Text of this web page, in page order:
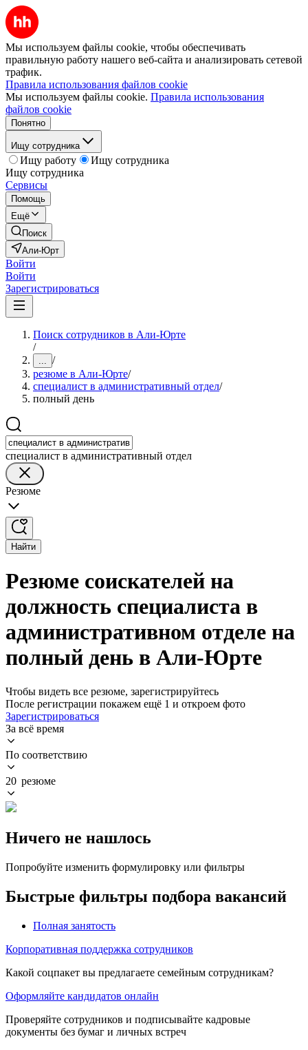
Мы используем файлы cookie, чтобы обеспечивать
правильную работу нашего веб-сайта и анализировать сетевой
трафик.
Правила использования файлов cookie
Мы используем файлы cookie. Правила использования
файлов cookie
Понятно
Ищу сотрудника
Ищу работу
Ищу сотрудника
Ищу сотрудника
Сервисы
Помощь
Ещё
Поиск
Али-Юрт
Войти
Войти
Зарегистрироваться
Поиск сотрудников в Али-Юрте
/
... /
резюме в Али-Юрте/
специалист в административный отдел/
полный день
специалист в административный отдел
Резюме
Найти
Резюме соискателей на
должность специалиста в
административном отделе на
полный день в Али-Юрте
Чтобы видеть все резюме, зарегистрируйтесь
После регистрации покажем ещё 1 и откроем фото
Зарегистрироваться
За всё время
По соответствию
20 резюме
Ничего не нашлось
Попробуйте изменить формулировку или фильтры
Быстрые фильтры подбора вакансий
Полная занятость
Корпоративная поддержка сотрудников
Какой соцпакет вы предлагаете семейным сотрудникам?
Оформляйте кандидатов онлайн
Проверяйте сотрудников и подписывайте кадровые
документы без бумаг и личных встреч